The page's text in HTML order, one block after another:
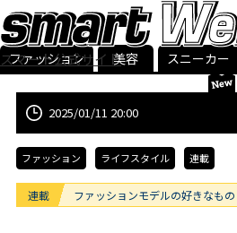
スマート公式サイト
ファッション 美容 スニーカー
2025/01/11 20:00
ファッション ライフスタイル 連載
連載 ファッションモデルの好きなもの